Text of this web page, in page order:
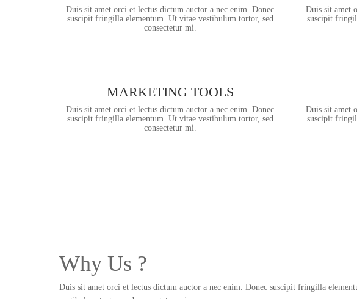
Duis sit amet orci et lectus dictum auctor a nec enim. Donec
suscipit fringilla elementum. Ut vitae vestibulum tortor, sed
consectetur mi.
Duis sit amet
suscipit
MARKETING TOOLS
Duis sit amet orci et lectus dictum auctor a nec enim. Donec
suscipit fringilla elementum. Ut vitae vestibulum tortor, sed
consectetur mi.
Duis sit amet
suscipit
Why Us ?
Duis sit amet orci et lectus dictum auctor a nec enim. Donec suscipit fringilla